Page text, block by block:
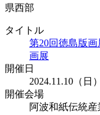
県西部
タイトル
第20回徳島版
画展
開催日
2024.11.10（日
開催会場
阿波和紙伝統